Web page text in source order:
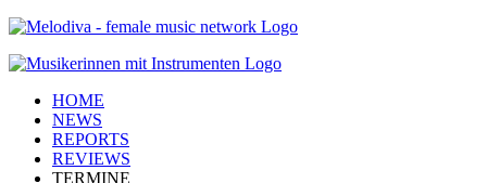
HOME
NEWS
REPORTS
REVIEWS
TERMINE